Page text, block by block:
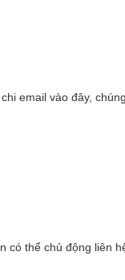
email vào đây,
thể chủ động